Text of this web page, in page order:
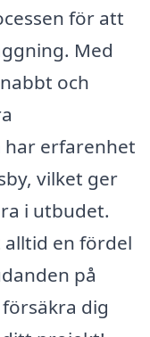
för att
Med
och
har erfarenhet
vilket ger
i utbudet.
en fördel
på
dig